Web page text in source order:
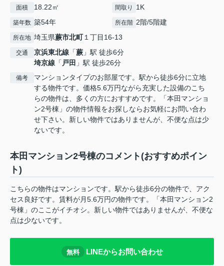
面積 18.22㎡ 間取り 1K
築年数 築54年 所在階 2階/5階建
所在地 埼玉県蕨市北町１丁目16-13
交通 京浜東北線 「蕨 」駅 徒歩6分
埼京線 「 戸田 」駅 徒歩26分
備考
マンションタイプのお部屋です。駅から徒歩6分に立地
する物件です。価格5.6万円ながら充実した設備のこち
らの物件は、多くの方におすすめです。「本田マンショ
ン2号棟」の物件情報をお探しならお気軽にお問い合わ
せ下さい。新しい物件ではありませんが、不便な点は少
ないです。
本田マンション2号棟のコメント(おすすめポイン
ト)
こちらの物件はマンションです。駅から徒歩6分の物件で、アク
セス良好です。賃料が月5.6万円の物件です。「本田マンション2
号棟」のここがイチオシ。新しい物件ではありませんが、不便な
点は少ないです。
無料 LINEからお問い合わせ